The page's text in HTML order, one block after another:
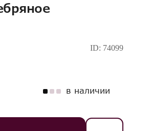
ID: 74099
в наличии